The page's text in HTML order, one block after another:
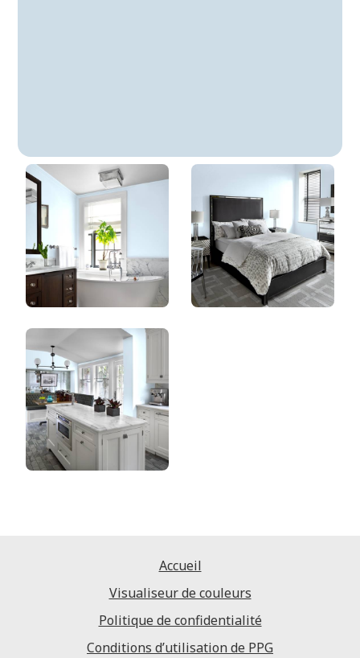
Simplement Élégant
DLX1155-3
Accueil
Visualiseur de couleurs
Politique de confidentialité
Conditions d’utilisation de PPG